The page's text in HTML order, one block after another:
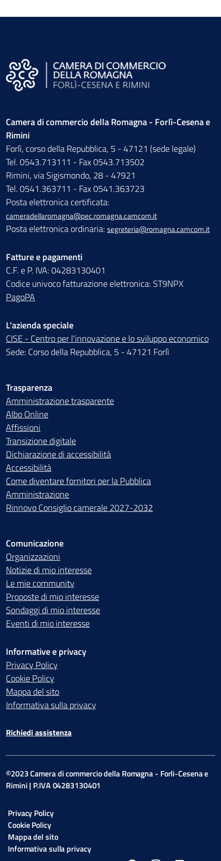
Camera di commercio della Romagna - Forlì-Cesena e
Rimini
Forlì, corso della Repubblica, 5 - 47121 (sede legale)
Tel. 0543.713111 - Fax 0543.713502
Rimini, via Sigismondo, 28 - 47921
Tel. 0541.363711 - Fax 0541.363723
Posta elettronica certificata:
cameradellaromagna@pec.romagna.camcom.it
Posta elettronica ordinaria: segreteria@romagna.camcom.it
Fatture e pagamenti
C.F. e P. IVA: 04283130401
Codice univoco fatturazione elettronica: ST9NPX
PagoPA
L'azienda speciale
CISE - Centro per l'innovazione e lo sviluppo economico
Sede: Corso della Repubblica, 5 - 47121 Forlì
Trasparenza
Amministrazione trasparente
Albo Online
Affissioni
Transizione digitale
Dichiarazione di accessibilità
Accessibilità
Come diventare fornitori per la Pubblica
Amministrazione
Rinnovo Consiglio camerale 2027-2032
Comunicazione
Organizzazioni
Notizie di mio interesse
Le mie community
Proposte di mio interesse
Sondaggi di mio interesse
Eventi di mio interesse
Informative e privacy
Privacy Policy
Cookie Policy
Mappa del sito
Informativa sulla privacy
Richiedi assistenza
©2023 Camera di commercio della Romagna - Forli-Cesena e
Rimini | P.IVA 04283130401
Privacy Policy
Cookie Policy
Mappa del sito
Informativa sulla privacy